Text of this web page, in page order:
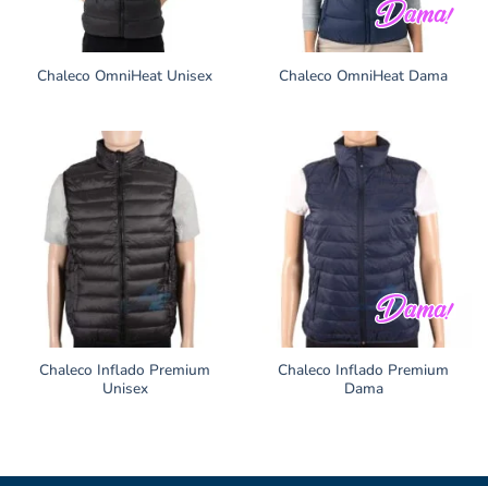
Chaleco OmniHeat Unisex Chaleco OmniHeat Dama
Chaleco Inflado Premium
Unisex
Chaleco Inflado Premium
Dama